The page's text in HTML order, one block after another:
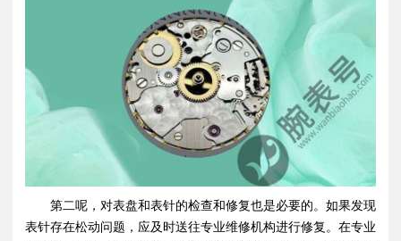
第二呢，对表盘和表针的检查和修复也是必要的。如果发现
表针存在松动问题，应及时送往专业维修机构进行修复。在专业